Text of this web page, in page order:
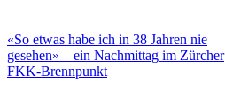
«So etwas habe ich in 38 Jahren nie
gesehen» – ein Nachmittag im Zürcher
FKK-Brennpunkt